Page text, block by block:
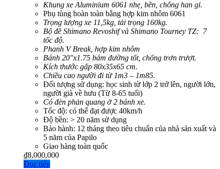
Khung xe Aluminium 6061 nhẹ, bền, chống han gỉ.
Phụ tùng hoàn toàn bằng hợp kim nhôm 6061
Trọng lượng xe 11,5kg, tải trọng 160kg.
Bộ đề Shimano Revoshif và Shimano Tourney TZ: 7
tốc độ.
Phanh V Break, hợp kim nhôm
Bánh 20″x1.75 bám đường tốt, chống trơn trượt.
Kích thước gấp 80x35x65 cm.
Chiều cao người đi từ 1m3 – 1m85.
Đối tượng sử dụng: học sinh từ lớp 2 trở lên, người lớn,
người già về hưu (Từ 8-65 tuổi)
Có đèn phản quang ở 2 bánh xe.
Tốc độ: có thể đạt được 40km/h
Độ bền: > 20 năm sử dụng
Bảo hành: 12 tháng theo tiêu chuẩn của nhà sản xuất và
5 năm của Papilo
Giao hàng toàn quốc
₫8,000,000
Đọc tiếp